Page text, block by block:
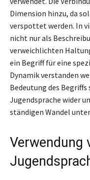
Dimension hinzu, da
verspottet werden. In
nicht nur als
verweichlichten
ein Begriff für eine
Dynamik verstanden
Bedeutung des
Jugendsprache wider
ständigen Wandel
Verwendung